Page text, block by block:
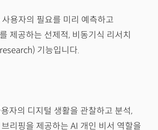
사용자의 필요를 미리 예측하고
제공하는 선제적, 비동기식 리서치
기능입니다.
자의 디지털 생활을 관찰하고 분석,
리핑을 제공하는 AI 개인 비서 역할을